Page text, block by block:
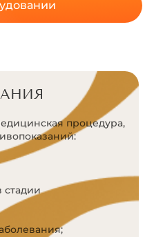
процедура,
стадии